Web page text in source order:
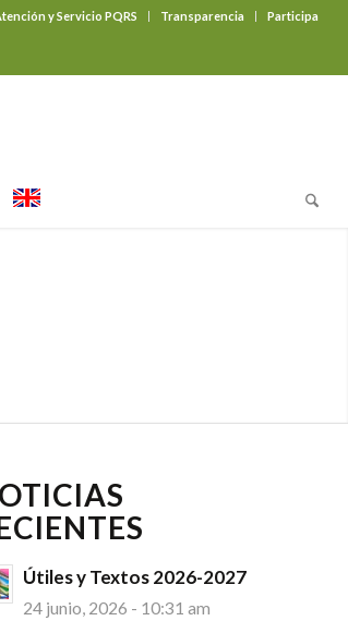
y Servicio PQRS Transparencia Participa
Útiles y Textos 2026-2027
24 junio, 2026 - 10:31 am